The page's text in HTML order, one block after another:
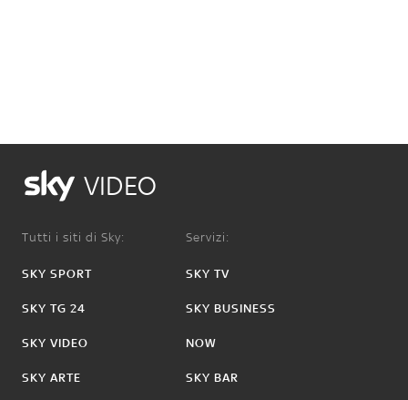
VIDEO
Tutti i siti di Sky:
SKY SPORT
SKY TG 24
SKY VIDEO
SKY ARTE
Servizi:
SKY TV
SKY BUSINESS
NOW
SKY BAR